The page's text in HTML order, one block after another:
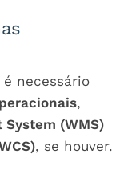
necessário
,
System (WMS)
, se houver.